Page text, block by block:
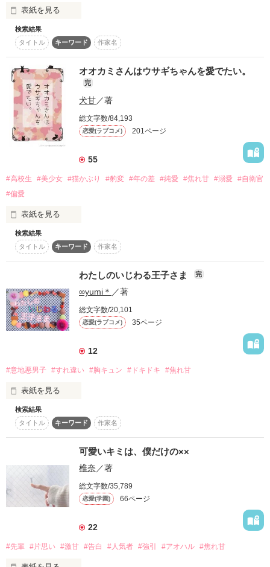
”もし、また会えたら”
そんなことばかり考えてしまうほど
あの日の、優しいぬくもりが消えない。
「会いたかったです、ずっと」
「……俺に？」
作品を読む
表紙を見る
俺の前に座ってる彼女は、
いつもヘッドホンをしている。
＿＿ねぇ、俺の声、
ちゃんと君に届いてる？
お気楽遊び人男子
夏野 大翔 (なつの ひろと)
×
純情ヘッドホン女子
2人の焦れったい恋のお話。
検索結果
タイトル
キーワード 作家名
オオカミさんはウサギちゃんを愛でたい。
完
犬甘／著
総文字数/84,193
恋愛(ラブコメ) 201ページ
55
#高校生 #美少女 #猫かぶり #豹変 #年の差 #純愛 #焦れ甘 #溺愛 #自衛官
#偏愛
表紙を見る
・
「電話しよーよ」
「しばらく圏外にいます」
繋がんないし
「今日なにしてた？」
「制服着てる写真ちょうだい」
スルー常習犯――……なのに
・
検索結果
タイトル
キーワード 作家名
わたしのいじわる王子さま 完
∞yumi＊ ／著
総文字数/20,101
恋愛(ラブコメ) 35ページ
12
#意地悪男子 #すれ違い #胸キュン #ドキドキ #焦れ甘
表紙を見る
わ   た   し   の
い   じ   わ   る   お   う   じ   さ   ま
いつだってキミは、私だけに意地悪だ。
検索結果
タイトル
キーワード 作家名
可愛いキミは、僕だけの××
椎奈 ／著
総文字数/35,789
恋愛(学園) 66ページ
22
#先輩 #片思い #激甘 #告白 #人気者 #強引 #アオハル #焦れ甘